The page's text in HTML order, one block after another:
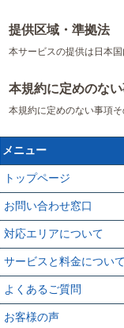
提供区域・準拠法
本サービスの提供は日本
本規約に定めのな
本規約に定めのない事項
メニュー
トップページ
お問い合わせ窓口
対応エリアについて
サービスと料金について
よくあるご質問
お客様の声